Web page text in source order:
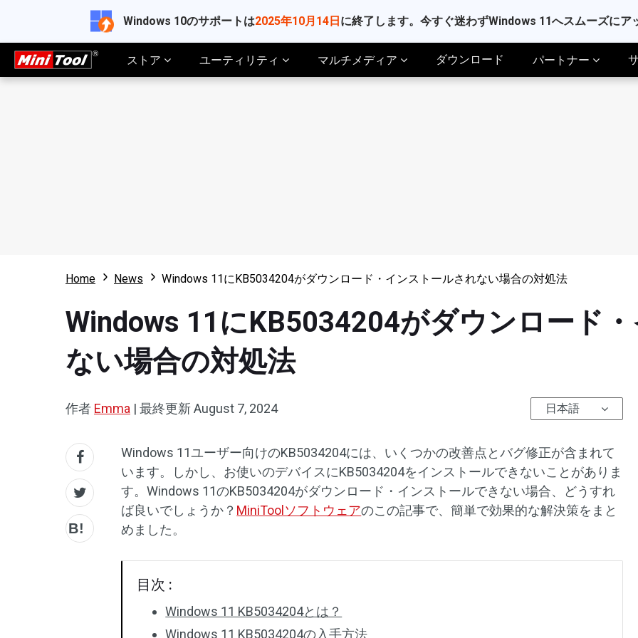
Windows 10のサポートは2025年10月14日に終了します。今すぐ迷わずWindows 11へスムーズにア
ストア ユーティリティ マルチメディア ダウンロード パートナー
Home News Windows 11にKB5034204がダウンロード・インストールされない場合の対処法
Windows 11にKB5034204がダウンロード
ない場合の対処法
作者 Emma | 最終更新August 7, 2024 日本語
Windows 11ユーザー向けのKB5034204には、いくつかの改善点とバグ修正が含まれて
います。しかし、お使いのデバイスにKB5034204をインストールできないことがありま
す。Windows 11のKB5034204がダウンロード・インストールできない場合、どうすれ
ば良いでしょうか？ MiniToolソフトウェアのこの記事で、簡単で効果的な解決策をまと
めました。
目次 :
Windows 11 KB5034204とは？
Windows 11 KB5034204の入手方法